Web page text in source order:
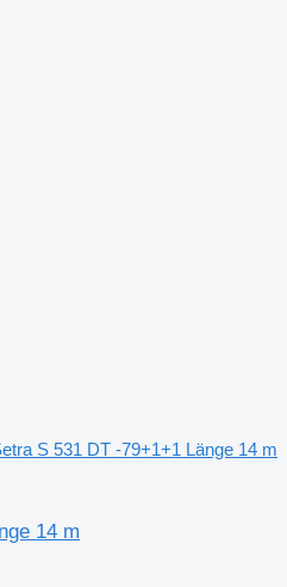
S 531 DT -79+1+1 Länge 14 m
14 m